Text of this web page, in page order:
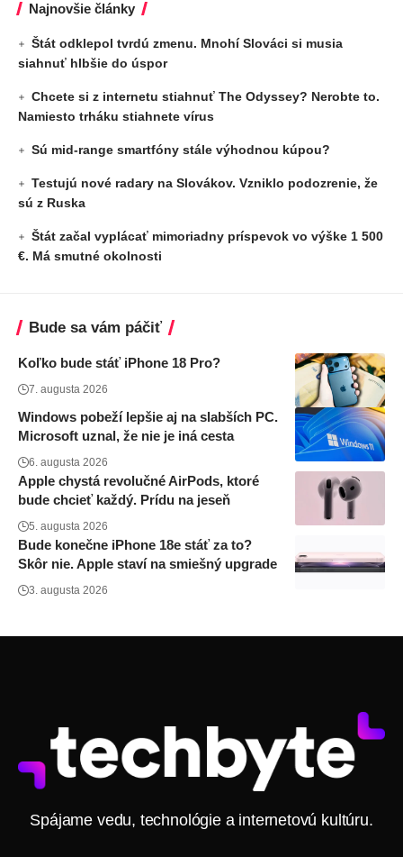
Najnovšie články
Štát odklepol tvrdú zmenu. Mnohí Slováci si musia
siahnuť hlbšie do úspor
Chcete si z internetu stiahnuť The Odyssey? Nerobte to.
Namiesto trháku stiahnete vírus
Sú mid-range smartfóny stále výhodnou kúpou?
Testujú nové radary na Slovákov. Vzniklo podozrenie, že
sú z Ruska
Štát začal vyplácať mimoriadny príspevok vo výške 1 500
€. Má smutné okolnosti
Bude sa vám páčiť
Koľko bude stáť iPhone 18 Pro?
7. augusta 2026
Windows pobeží lepšie aj na slabších PC.
Microsoft uznal, že nie je iná cesta
6. augusta 2026
Apple chystá revolučné AirPods, ktoré
bude chcieť každý. Prídu na jeseň
5. augusta 2026
Bude konečne iPhone 18e stáť za to?
Skôr nie. Apple staví na smiešný upgrade
3. augusta 2026
Spájame vedu, technológie a internetovú kultúru.